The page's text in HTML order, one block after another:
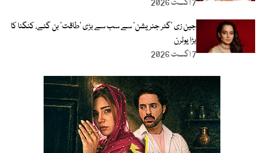
7 اگست 2026
جین زی ’گٹر جنریشن‘ سے سب سے بڑی ’طاقت‘ بن گئے، کنگنا کا
بڑا یوٹرن
7 اگست 2026